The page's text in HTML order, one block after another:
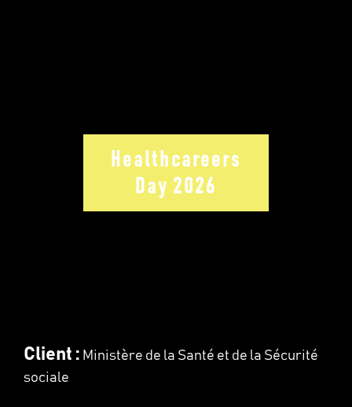
Healthcareers
Day 2026
Client : Ministère de la Santé et de la Sécurité
sociale